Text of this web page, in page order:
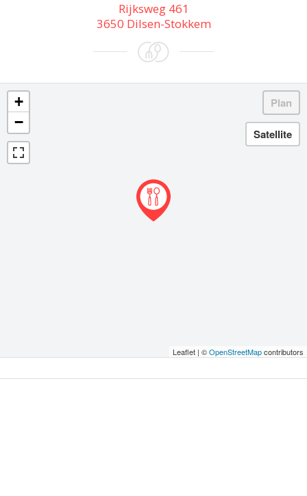
Rijksweg 461
3650 Dilsen-Stokkem
+
−
Leaflet | ©OpenStreetMapcontributors